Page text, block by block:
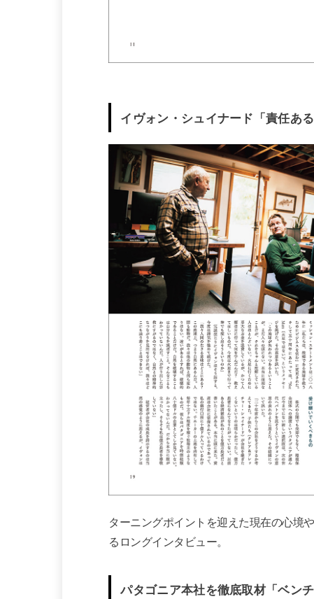
イヴォン・シュイナード「責任ある
ターニングポイントを迎えた現在の心境
るロングインタビュー。
パタゴニア本社を徹底取材「ベン